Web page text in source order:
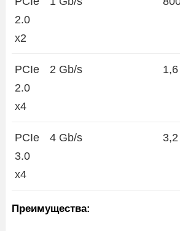
2.0
x2
PCIe
2.0
x4
2 Gb/s
PCIe
3.0
x4
4 Gb/s
Преимущества: